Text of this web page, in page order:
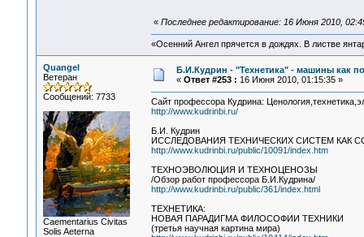
« Последнее редактирование: 16 Июня 2010,
«Осенний Ангел прячется в дождях. В листве
Quangel
Ветеран
Сообщений: 7733
Сaementarius Civitas
Solis Aeterna
Б.И.Кудрин - "Технетика" - машины как
« Ответ #253 : 16 Июня 2010, 01:15:35 »
Сайт профессора Кудрина:
http://www.kudrinbi.ru/
Б.И. Кудрин
ИССЛЕДОВАНИЯ ТЕХНИЧЕСКИХ СИСТЕМ КАК
http://www.kudrinbi.ru/public/10091/index.htm
ТЕХНОЭВОЛЮЦИЯ И ТЕХНОЦЕНОЗЫ
/Обзор работ профессора Б.И.Кудрина/
http://www.kudrinbi.ru/public/361/index.html
ТЕХНЕТИКА:
НОВАЯ ПАРАДИГМА ФИЛОСОФИИ ТЕХНИКИ
(третья научная картина мира)